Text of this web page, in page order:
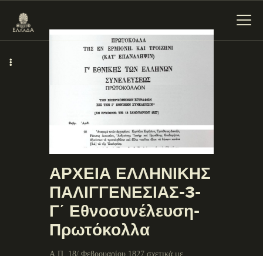
ΕΝΌΤΗΤΕΣ
ΞΥΛΌΚΑΣΤΡΟ –
ΕΥΡΩΣΤΊΝΗ
ΑΡΧΕΙΑ ΕΛΛΗΝΙΚΗΣ
ΠΑΛΙΓΓΕΝΕΣΙΑΣ-3-
Γ΄ Εθνοσυνέλευση-
Πρωτόκολλα
Α.Π. 18/ Φεβρουαρίου 1827 σχετικά με